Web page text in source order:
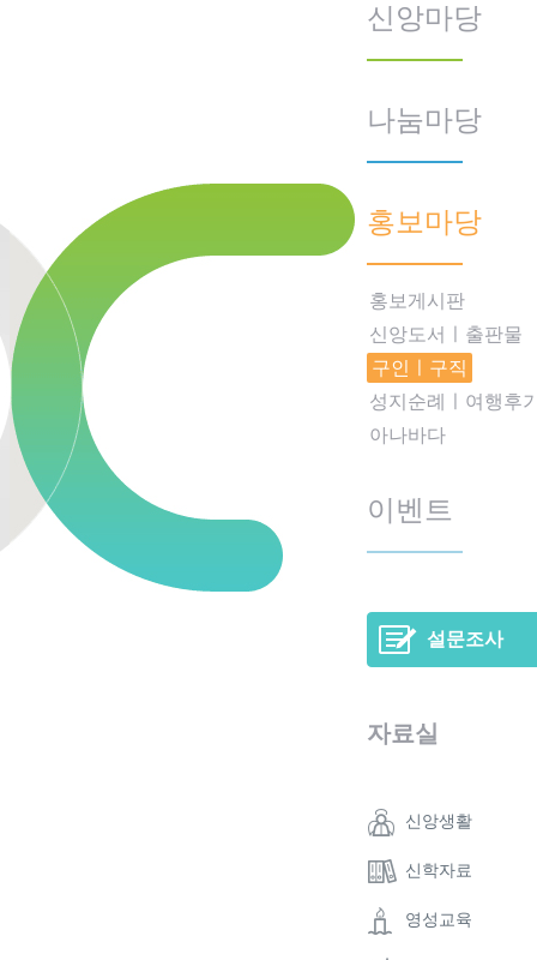
신앙마당
나눔마당
홍보마당
홍보게시판
신앙도서ㅣ출판물
구인ㅣ구직
성지순례ㅣ여행후
아나바다
이벤트
설문조사
자료실
신앙생활
신학자료
영성교육